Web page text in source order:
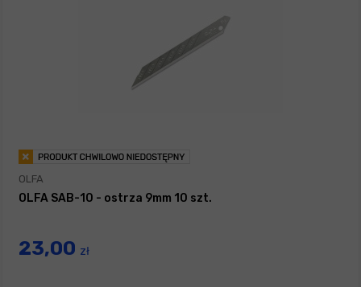
OLFA
OLFA SAB-10 - ostrza 9mm 10 szt.
23,00 zł